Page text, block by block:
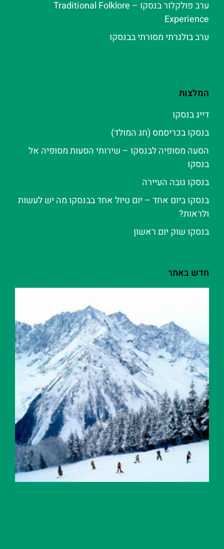
ערב פולקלור בנסקו – Traditional Folklore
Experience
ערב בולגרתי מסורתי בבנסקו
המלצות
דייג בנסקו
בנסקו בכריסמס (חג המולד)
הסעה מסופיה לבנסקו – שירותי הסעות מסופיה אל
בנסקו
בנסקו גובה העיירה
בנסקו ביום אחד – יום טיול אחד בבנסקו מה יש לעשות
ולראות?
בנסקו שוק יום ראשון
חדש באתר